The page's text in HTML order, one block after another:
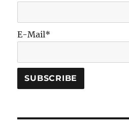
E-Mail*